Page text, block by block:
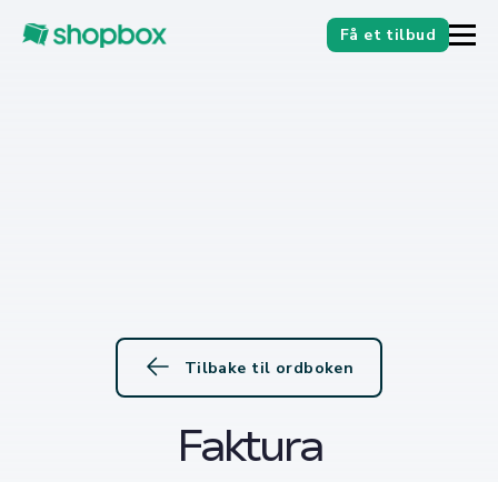
Få et tilbud
Tilbake til ordboken
Faktura